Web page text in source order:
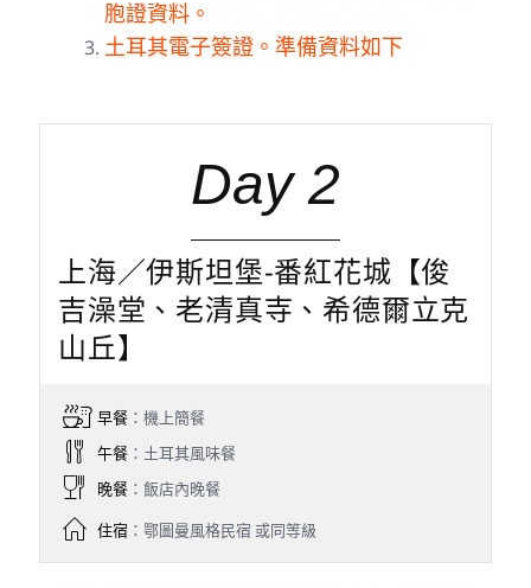
胞證資料。
土耳其電子簽證。準備資料如下
Day 2
上海／伊斯坦堡-番紅花城【俊
吉澡堂、老清真寺、希德爾立克
山丘】
早餐：機上簡餐
午餐：土耳其風味餐
晚餐：飯店內晚餐
住宿：鄂圖曼風格民宿 或同等級